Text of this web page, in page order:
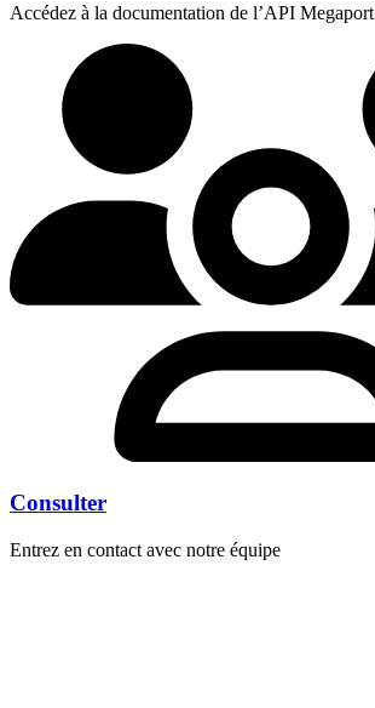
Accédez à la documentation de l’API Megaport
Consulter
Entrez en contact avec notre équipe